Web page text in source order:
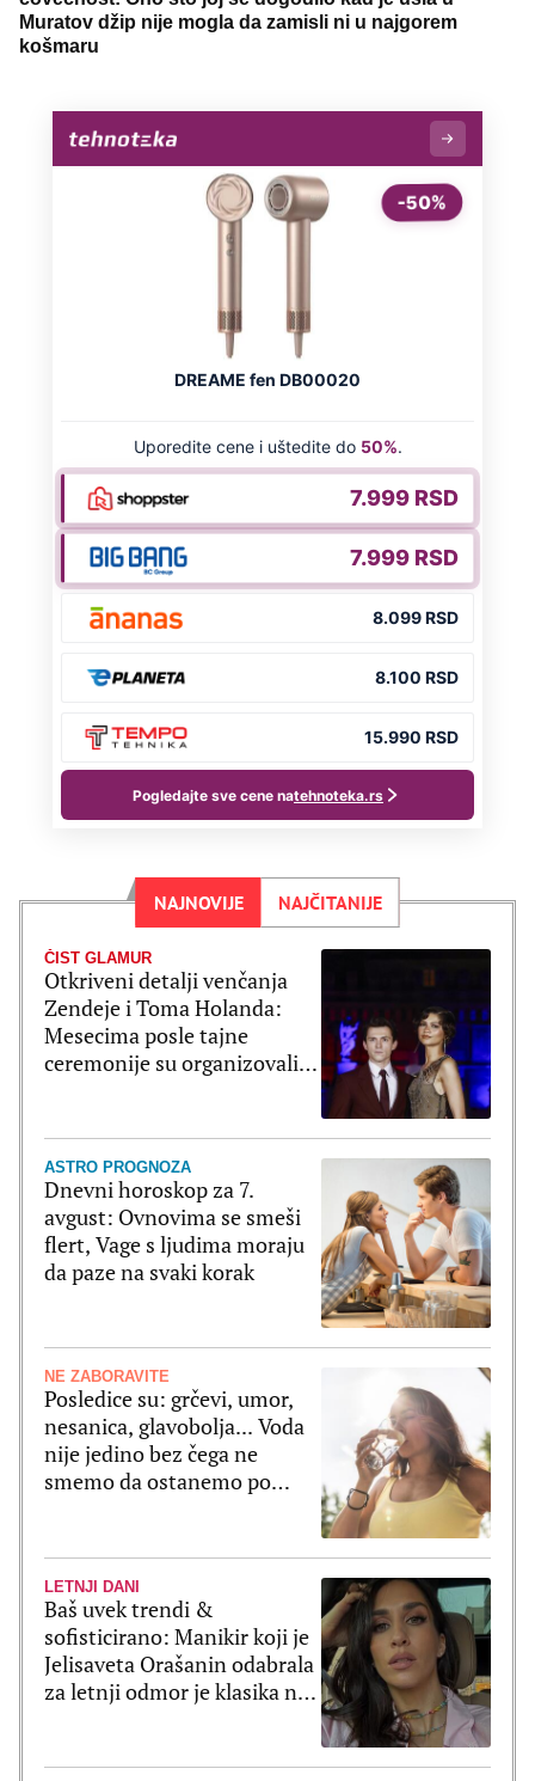
Muratov džip nije mogla da zamisli ni u najgorem
košmaru
NAJNOVIJE NAJČITANIJE
ČIST GLAMUR
Otkriveni detalji venčanja
Zendeje i Toma Holanda:
Mesecima posle tajne
ceremonije su organizovali
ASTRO PROGNOZA
Dnevni horoskop za 7.
avgust: Ovnovima se smeši
flert, Vage s ljudima moraju
da paze na svaki korak
NE ZABORAVITE
Posledice su: grčevi, umor,
nesanica, glavobolja... Voda
nije jedino bez čega ne
smemo da ostanemo po
LETNJI DANI
Baš uvek trendi &
sofisticirano: Manikir koji je
Jelisaveta Orašanin odabrala
za letnji odmor je klasika na